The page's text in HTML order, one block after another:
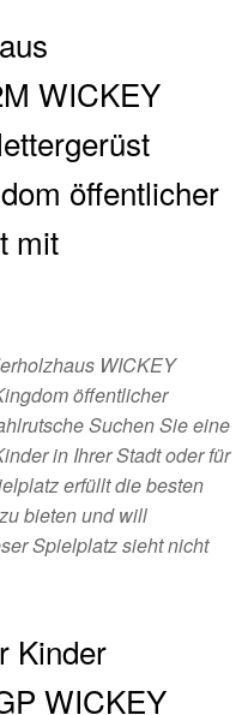
WICKEY
öffentlicher
mit
WICKEY
öffentlicher
Suchen Sie eine
in Ihrer Stadt oder für
erfüllt die besten
bieten und will
Spielplatz sieht nicht
Kinder
WICKEY